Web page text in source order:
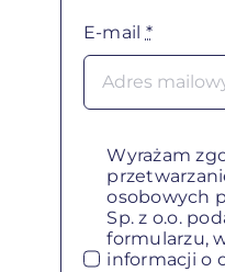
E-mail *
Wyrażam
osobowych
Sp. z o.o.
formularzu,
informacji o